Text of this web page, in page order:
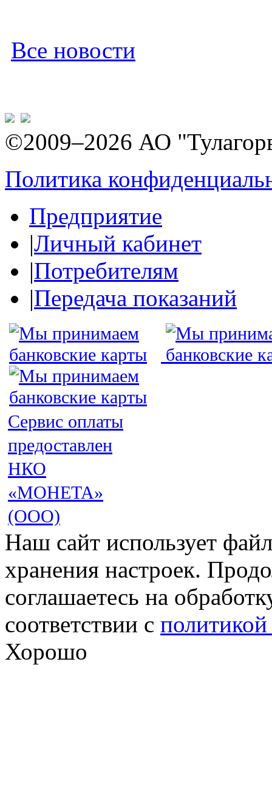
Все новости
©2009–2026 АО
Политика
Предприятие
|Личный кабинет
|Потребителям
|Передача показаний
Сервис оплаты
предоставлен
НКО
«МОНЕТА»
(ООО)
Наш сайт использует
хранения настроек.
соглашаетесь на
соответствии с
Хорошо